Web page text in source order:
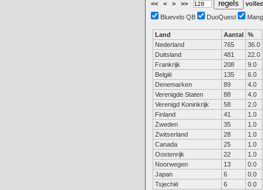
<< < > >>
Bluevelo QB
DuoQuest
Land Aantal %
Nederland
765
36.0
Duitsland
481
22.0
Frankrijk
208
9.0
België
135
6.0
Denemarken
89
4.0
Verenigde Staten
88
4.0
Verenigd Koninkrijk
58
2.0
Finland
41
1.0
Zweden
35
1.0
Zwitserland
28
1.0
Canada
25
1.0
Oostenrijk
22
1.0
Noorwegen
13
0.0
Japan
6
0.0
Tsjechië
6
0.0